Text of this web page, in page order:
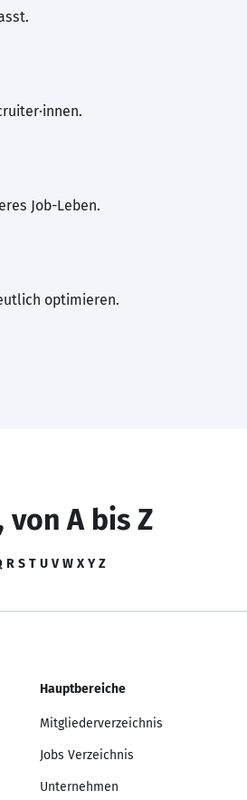
Job-Leben.
optimieren.
von A bis Z
R S T U V W X Y Z
Hauptbereiche
Mitgliederverzeichnis
Jobs Verzeichnis
Unternehmen